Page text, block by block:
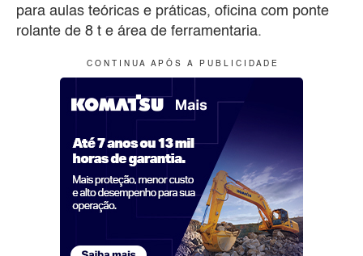
para aulas teóricas e práticas, oficina com ponte
rolante de 8 t e área de ferramentaria.
C O N T I N U A A P Ó S A P U B L I C I D A D E